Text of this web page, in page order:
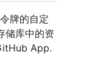
牌的自定
储库中的资
App.